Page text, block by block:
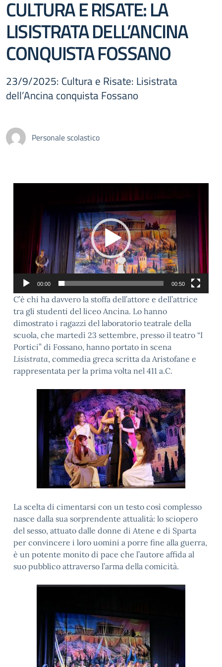
CULTURA E RISATE: LA
LISISTRATA DELL’ANCINA
CONQUISTA FOSSANO
23/9/2025: Cultura e Risate: Lisistrata
dell’Ancina conquista Fossano
Personale scolastico
00:00 00:50
C’è chi ha davvero la stoffa dell’attore e dell’attrice
tra gli studenti del liceo Ancina. Lo hanno
dimostrato i ragazzi del laboratorio teatrale della
scuola, che martedì 23 settembre, presso il teatro “I
Portici” di Fossano, hanno portato in scena
Lisistrata, commedia greca scritta da Aristofane e
rappresentata per la prima volta nel 411 a.C.
La scelta di cimentarsi con un testo così complesso
nasce dalla sua sorprendente attualità: lo sciopero
del sesso, attuato dalle donne di Atene e di Sparta
per convincere i loro uomini a porre fine alla guerra,
è un potente monito di pace che l’autore affida al
suo pubblico attraverso l’arma della comicità.